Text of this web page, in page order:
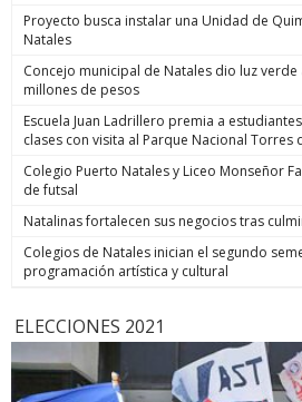
Proyecto busca instalar una Unidad de
Natales
Concejo municipal de Natales dio luz
millones de pesos
Escuela Juan Ladrillero premia a
clases con visita al Parque Nacional Torres
Colegio Puerto Natales y Liceo Monseñor
de futsal
Natalinas fortalecen sus negocios tras
Colegios de Natales inician el segundo
programación artística y cultural
ELECCIONES 2021